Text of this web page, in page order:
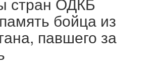
бойца из
павшего за